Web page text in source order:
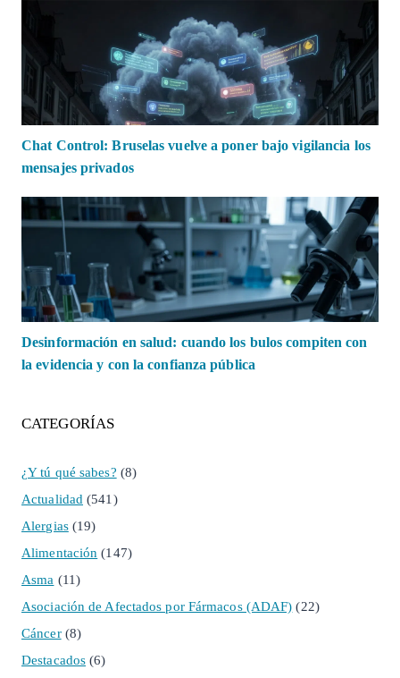
Chat Control: Bruselas vuelve a poner bajo vigilancia los
mensajes privados
Desinformación en salud: cuando los bulos compiten con
la evidencia y con la confianza pública
CATEGORÍAS
¿Y tú qué sabes? (8)
Actualidad (541)
Alergias(19)
Alimentación (147)
Asma (11)
Asociación de Afectados por Fármacos (ADAF) (22)
Cáncer(8)
Destacados (6)